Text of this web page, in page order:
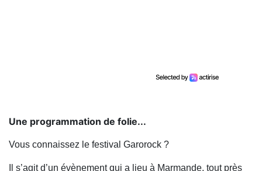
Une programmation de folie...
Vous connaissez le festival Garorock ?
Il s’agit d’un évènement qui a lieu à Marmande, tout près